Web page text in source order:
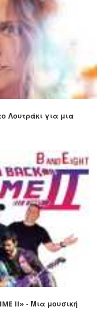
Λουτράκι για μια
II» - Μια μουσική